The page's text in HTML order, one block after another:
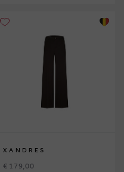
XANDRES
€ 179,00